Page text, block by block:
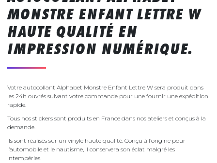
MONSTRE ENFANT LETTRE W
HAUTE QUALITÉ EN
IMPRESSION NUMÉRIQUE.
Votre autocollant Alphabet Monstre Enfant Lettre W sera produit dans
les 24h ouvrés suivant votre commande pour une fournir une expédition
rapide.
Tous nos stickers sont produits en France dans nos ateliers et conçus à la
demande.
Ils sont réalisés sur un vinyle haute qualité. Conçu à l’origine pour
l’automobile et le nautisme, il conservera son éclat malgré les
intempéries.